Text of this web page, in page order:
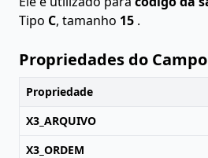
Tipo C, tamanho 15 .
Propriedades do Campo
Propriedade
X3_ARQUIVO
X3_ORDEM